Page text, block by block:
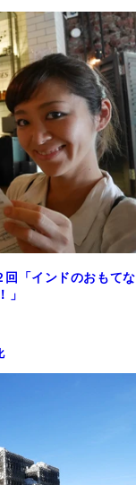
回「インドのおもてな
」